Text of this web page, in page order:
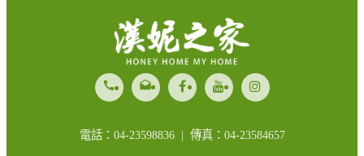
call drafts
電話：04-23598836 | 傳真：04-23584657